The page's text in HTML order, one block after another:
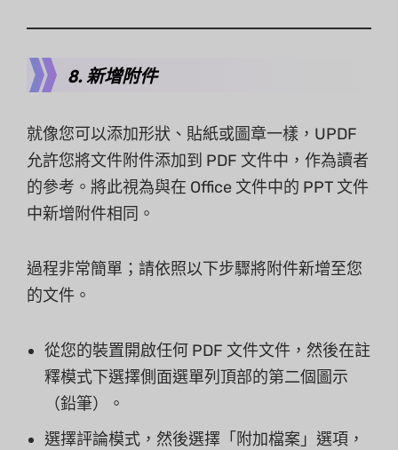
8. 新增附件
就像您可以添加形狀、貼紙或圖章一樣，UPDF
允許您將文件附件添加到 PDF 文件中，作為讀者
的參考。將此視為與在 Office 文件中的 PPT 文件
中新增附件相同。
過程非常簡單；請依照以下步驟將附件新增至您
的文件。
從您的裝置開啟任何 PDF 文件文件，然後在註
釋模式下選擇側面選單列頂部的第二個圖示
（鉛筆）。
選擇評論模式，然後選擇「附加檔案」選項，